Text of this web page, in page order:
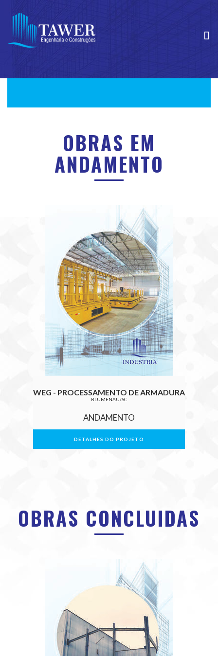
OBRAS EM
ANDAMENTO
WEG - PROCESSAMENTO DE ARMADURA
BLUMENAU/SC
ANDAMENTO
DETALHES DO PROJETO
OBRAS CONCLUIDAS